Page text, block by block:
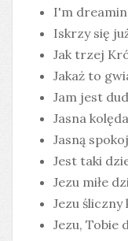
I'm
Iskrzy się
Jak trzej
Jakaż to
Jam jest
Jasna kolęda
Jasną
Jest taki
Jezu miłe
Jezu śliczny
Jezu, Tobie